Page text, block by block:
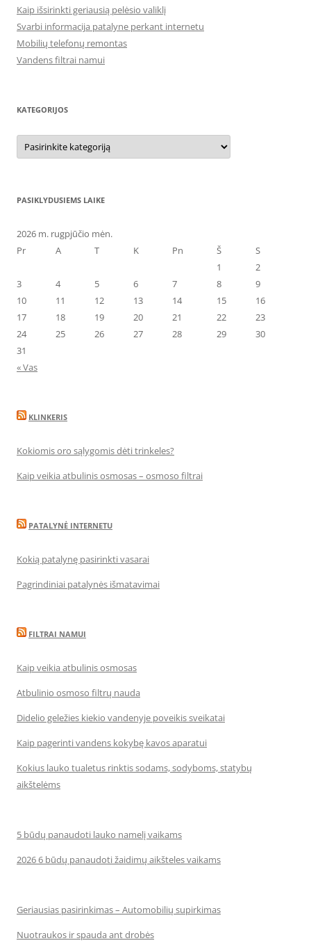
Kaip išsirinkti geriausią pelėsio valiklį
Svarbi informacija patalyne perkant internetu
Mobilių telefonų remontas
Vandens filtrai namui
KATEGORIJOS
Kategorijos
PASIKLYDUSIEMS LAIKE
2026 m. rugpjūčio mėn.
Pr
A T K Pn Š
S
1
2
3
4 5 6 7 8
9
10
11 12 13 14 15
16
17
18 19 20 21 22
23
24
25 26 27 28 29
30
31
« Vas
KLINKERIS
Kokiomis oro sąlygomis dėti trinkeles?
Kaip veikia atbulinis osmosas – osmoso filtrai
PATALYNĖ INTERNETU
Kokią patalynę pasirinkti vasarai
Pagrindiniai patalynės išmatavimai
FILTRAI NAMUI
Kaip veikia atbulinis osmosas
Atbulinio osmoso filtrų nauda
Didelio geležies kiekio vandenyje poveikis sveikatai
Kaip pagerinti vandens kokybę kavos aparatui
Kokius lauko tualetus rinktis sodams, sodyboms, statybų
aikštelėms
5 būdų panaudoti lauko namelį vaikams
2026 6 būdų panaudoti žaidimų aikšteles vaikams
Geriausias pasirinkimas – Automobilių supirkimas
Nuotraukos ir spauda ant drobės